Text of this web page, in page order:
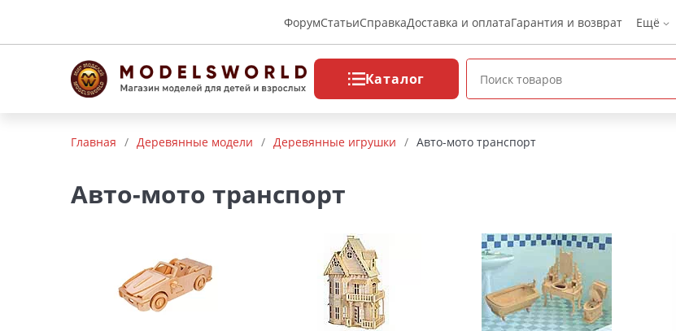
ФорумСтатьиСправкаДоставка и оплатаГарантия и возврат Ещё
Каталог
Радиоуправляемые модели
устройства
Пластиковые модели
Главная / Деревянные модели / Деревянные игрушки / Авто-мото транспорт
Авто-мото транспорт